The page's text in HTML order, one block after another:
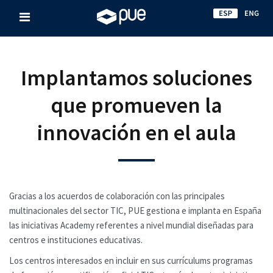
Implantamos soluciones
que promueven la
innovación en el aula
Gracias a los acuerdos de colaboración con las principales
multinacionales del sector TIC, PUE gestiona e implanta en España
las iniciativas Academy referentes a nivel mundial diseñadas para
centros e instituciones educativas.
Los centros interesados en incluir en sus currículums programas